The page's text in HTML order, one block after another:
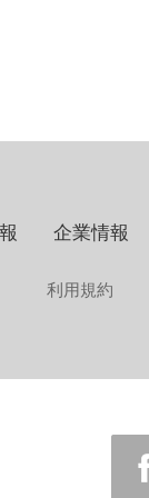
企業情報
利用規約